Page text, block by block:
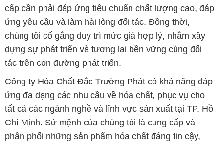
cấp cần phải đáp ứng tiêu chuẩn chất lượng cao, đáp
ứng yêu cầu và làm hài lòng đối tác. Đồng thời,
chúng tôi cố gắng duy trì mức giá hợp lý, nhằm xây
dựng sự phát triển và tương lai bền vững cùng đối
tác trên con đường phát triển.
Công ty Hóa Chất Đắc Trường Phát có khả năng đáp
ứng đa dạng các nhu cầu về hóa chất, phục vụ cho
tất cả các ngành nghề và lĩnh vực sản xuất tại TP. Hồ
Chí Minh. Sứ mệnh của chúng tôi là cung cấp và
phân phối những sản phẩm hóa chất đáng tin cậy,